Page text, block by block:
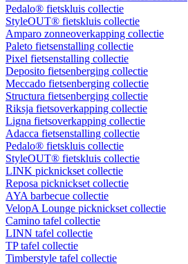
Pedalo® fietskluis collectie
StyleOUT® fietskluis collectie
Amparo zonneoverkapping collectie
Paleto fietsenstalling collectie
Pixel fietsenstalling collectie
Deposito fietsenberging collectie
Meccado fietsenberging collectie
Structura fietsenberging collectie
Riksja fietsoverkapping collectie
Ligna fietsoverkapping collectie
Adacca fietsenstalling collectie
Pedalo® fietskluis collectie
StyleOUT® fietskluis collectie
LINK picknickset collectie
Reposa picknickset collectie
AYA barbecue collectie
VelopA Lounge picknickset collectie
Camino tafel collectie
LINN tafel collectie
TP tafel collectie
Timberstyle tafel collectie